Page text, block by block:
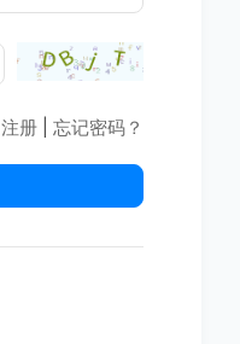
注册 忘记密码？